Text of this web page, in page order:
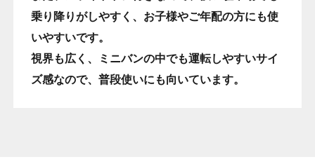
乗り降りがしやすく、お子様やご年配の方にも使
いやすいです。
視界も広く、ミニバンの中でも運転しやすいサイ
ズ感なので、普段使いにも向いています。